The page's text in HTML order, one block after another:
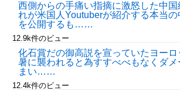
西側からの手痛い指摘に激怒した中国
れが米国人Youtuberが紹介する本当
を公開するも……
12.9k件のビュー
化石賞だの御高説を宣っていたヨー
暑に襲われると為すすべべもなくダメ
まい……
12.4k件のビュー